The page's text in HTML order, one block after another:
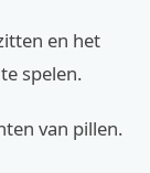
en het
spelen.
van pillen.